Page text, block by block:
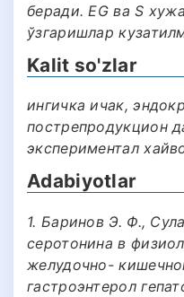
беради. EG ва S
ўзгаришлар
Kalit so'zlar
ингичка ичак,
пострепродукцион
экспериментал
Adabiyotlar
1. Баринов Э. Ф.,
серотонина в
желудочно-
гастроэнтерол